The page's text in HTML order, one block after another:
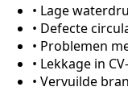
• Lage
• Defecte
• Problemen
• Lekkage in
• Vervuilde